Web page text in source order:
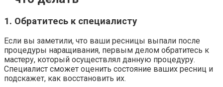
1. Обратитесь к специалисту
Если вы заметили, что ваши ресницы выпали после
процедуры наращивания, первым делом обратитесь к
мастеру, который осуществлял данную процедуру.
Специалист сможет оценить состояние ваших ресниц и
подскажет, как восстановить их.